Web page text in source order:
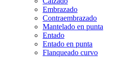
Embrazado
Contraembrazado
Mantelado en punta
Entado
Entado en punta
Flanqueado curvo